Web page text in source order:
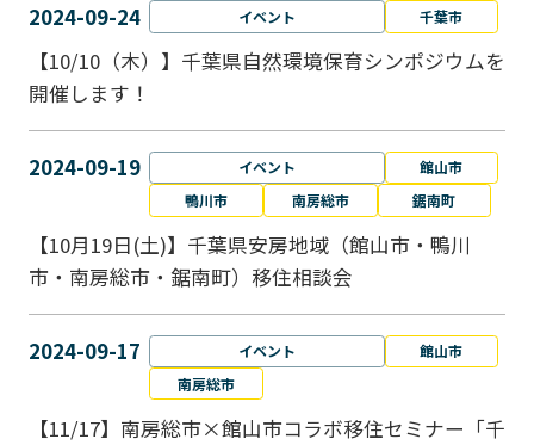
2024-09-24 イベント 千葉市
【10/10（木）】千葉県自然環境保育シンポジウムを
開催します！
2024-09-19 イベント
館山市
鴨川市
南房総市 鋸南町
【10月19日(土)】千葉県安房地域（館山市・鴨川
市・南房総市・鋸南町）移住相談会
2024-09-17 イベント
館山市
南房総市
【11/17】南房総市×館山市コラボ移住セミナー「千